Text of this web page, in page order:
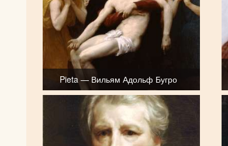
Pieta — Вильям Адольф Бугро